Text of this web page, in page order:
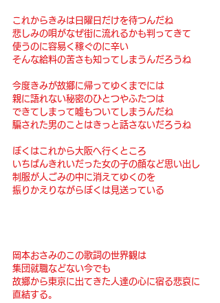
これからきみは日曜日だけを待つんだね
悲しみの唄がなぜ街に流れるかも判ってきて
使うのに容易く稼ぐのに辛い
そんな給料の苦さも知ってしまうんだろうね
今度きみが故郷に帰ってゆくまでには
親に語れない秘密のひとつやふたつは
できてしまって嘘もついてしまうんだね
騙された男のことはきっと話さないだろうね
ぼくはこれから大阪へ行くところ
いちばんきれいだった女の子の顔など思い出し
制服が人ごみの中に消えてゆくのを
振りかえりながらぼくは見送っている
岡本おさみのこの歌詞の世界観は
集団就職などない今でも
故郷から東京に出てきた人達の心に宿る悲哀に
直結する。